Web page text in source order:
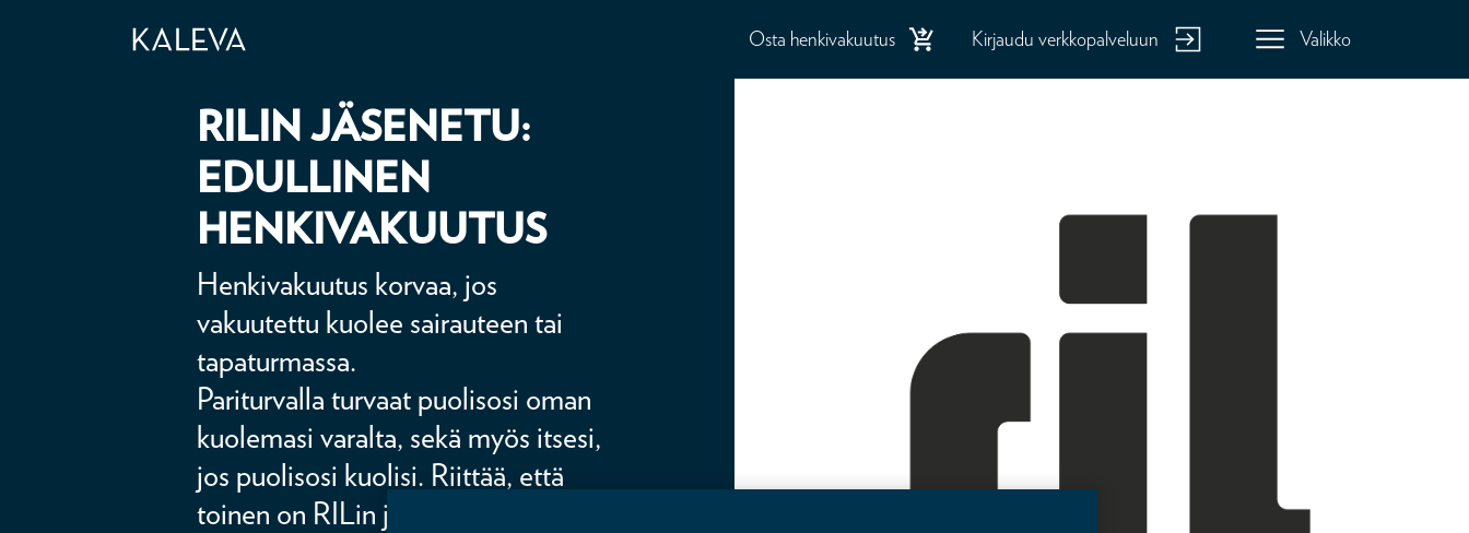
Osta henkivakuutus Kirjaudu verkkopalveluun Valikko
RILIN JÄSENETU:
EDULLINEN
HENKIVAKUUTUS
Henkivakuutus korvaa, jos
vakuutettu kuolee sairauteen tai
tapaturmassa.
Pariturvalla turvaat puolisosi oman
kuolemasi varalta, sekä myös itsesi,
jos puolisosi kuolisi. Riittää, että
toinen on RILin jäsen.